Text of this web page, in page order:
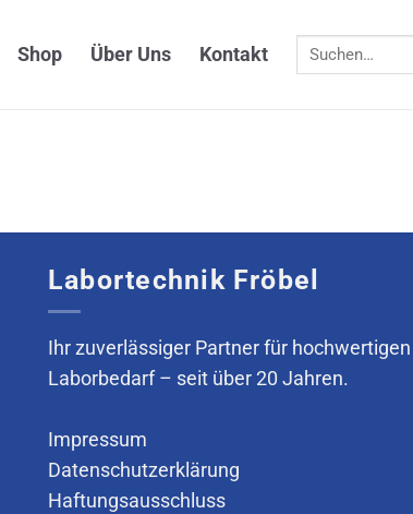
Shop Über Uns Kontakt
Suchen
Labortechnik Fröbel
Ihr zuverlässiger Partner für hochwertigen
Laborbedarf – seit über 20 Jahren.
Impressum
Datenschutzerklärung
Haftungsausschluss